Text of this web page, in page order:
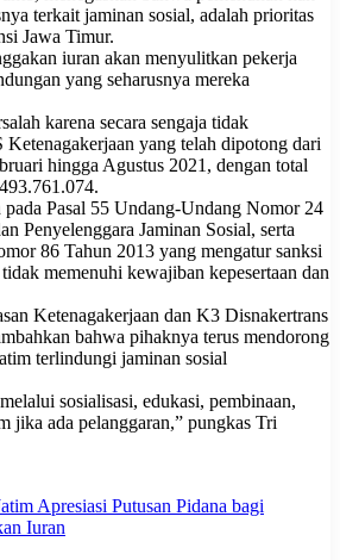
terkait jaminan sosial, adalah prioritas
Jawa Timur.
iuran akan menyulitkan pekerja
yang seharusnya mereka
karena secara sengaja tidak
Ketenagakerjaan yang telah dipotong dari
hingga Agustus 2021, dengan total
Pasal 55 Undang-Undang Nomor 24
Penyelenggara Jaminan Sosial, serta
86 Tahun 2013 yang mengatur sanksi
memenuhi kewajiban kepesertaan dan
Ketenagakerjaan dan K3 Disnakertrans
bahwa pihaknya terus mendorong
terlindungi jaminan sosial
sosialisasi, edukasi, pembinaan,
jika ada pelanggaran,” pungkas Tri
Apresiasi Putusan Pidana bagi
Iuran